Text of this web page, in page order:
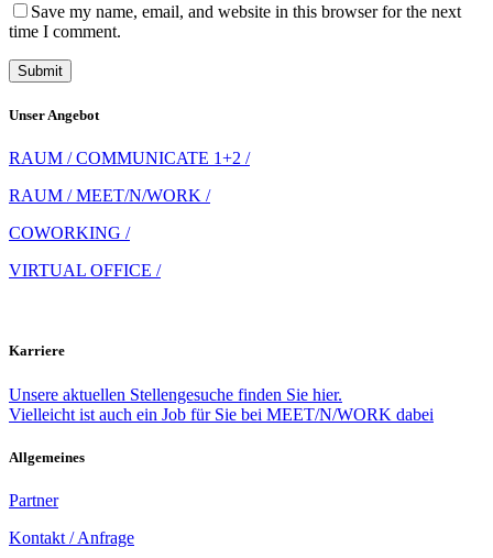
Save my name, email, and website in this browser for the next
time I comment.
Unser Angebot
RAUM / COMMUNICATE 1+2 /
RAUM / MEET/N/WORK /
COWORKING /
VIRTUAL OFFICE /
Karriere
Unsere aktuellen Stellengesuche finden Sie hier.
Vielleicht ist auch ein Job für Sie bei MEET/N/WORK dabei
Allgemeines
Partner
Kontakt / Anfrage